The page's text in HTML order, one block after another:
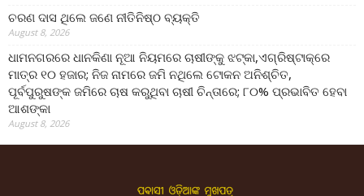
ଚରଣ ଦାସ ଥିଲେ ଜଣେ ନୀତିନିଷ୍ଠ ବ୍ୟକ୍ତି
August 8, 2026
ଧାମନଗରରେ ଧାନକିଣା ନୂଆ ନିୟମରେ ଚାଷୀଙ୍କୁ ଝଟ୍‌କା,ଏଗ୍ରିଷ୍ଟାକ୍‌ରେ
ମାତ୍ର ୧୦ ହଜାର; ନିଜ ନାମରେ ଜମି ନଥିଲେ ଟୋକନ ଅନିଶ୍ଚିତ,
ପୂର୍ବପୁରୁଷଙ୍କ ଜମିରେ ଚାଷ କରୁଥିବା ଚାଷୀ ଚିନ୍ତାରେ; ୮୦% ପ୍ରଭାବିତ ହେବା
ଆଶଙ୍କା
August 8, 2026